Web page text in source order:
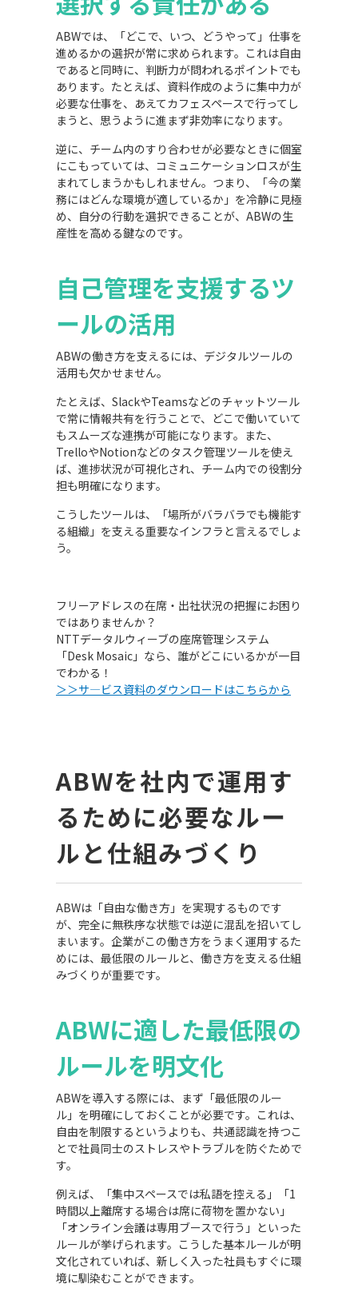
ABWでは、「どこで、いつ、どうやって」仕事を
進めるかの選択が常に求められます。これは自由
であると同時に、判断力が問われるポイントでも
あります。たとえば、資料作成のように集中力が
必要な仕事を、あえてカフェスペースで行ってし
まうと、思うように進まず非効率になります。
逆に、チーム内のすり合わせが必要なときに個室
にこもっていては、コミュニケーションロスが生
まれてしまうかもしれません。つまり、「今の業
務にはどんな環境が適しているか」を冷静に見極
め、自分の行動を選択できることが、ABWの生
産性を高める鍵なのです。
自己管理を支援するツ
ールの活用
ABWの働き方を支えるには、デジタルツールの
活用も欠かせません。
たとえば、SlackやTeamsなどのチャットツール
で常に情報共有を行うことで、どこで働いていて
もスムーズな連携が可能になります。また、
TrelloやNotionなどのタスク管理ツールを使え
ば、進捗状況が可視化され、チーム内での役割分
担も明確になります。
こうしたツールは、「場所がバラバラでも機能す
る組織」を支える重要なインフラと言えるでしょ
う。
フリーアドレスの在席・出社状況の把握にお困り
ではありませんか？
NTTデータルウィーブの座席管理システム
「Desk Mosaic」なら、誰がどこにいるかが一目
でわかる！
＞＞サ―ビス資料のダウンロードはこちらから
ABWを社内で運用す
るために必要なルー
ルと仕組みづくり
ABWは「自由な働き方」を実現するものです
が、完全に無秩序な状態では逆に混乱を招いてし
まいます。企業がこの働き方をうまく運用するた
めには、最低限のルールと、働き方を支える仕組
みづくりが重要です。
ABWに適した最低限の
ルールを明文化
ABWを導入する際には、まず「最低限のルー
ル」を明確にしておくことが必要です。これは、
自由を制限するというよりも、共通認識を持つこ
とで社員同士のストレスやトラブルを防ぐためで
す。
例えば、「集中スペースでは私語を控える」「1
時間以上離席する場合は席に荷物を置かない」
「オンライン会議は専用ブースで行う」といった
ルールが挙げられます。こうした基本ルールが明
文化されていれば、新しく入った社員もすぐに環
境に馴染むことができます。